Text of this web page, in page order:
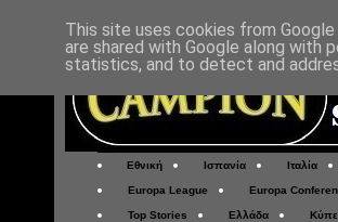
Εθνική Ισπανία Ιταλία
Europa League Europa
Top Stories Ελλάδα
This site uses cookies from
are shared with Google along with
statistics, and to detect and